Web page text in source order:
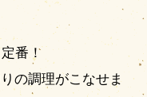
番！
の調理がこなせま